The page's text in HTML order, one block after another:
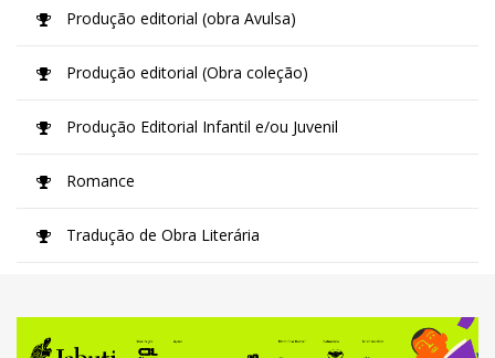
Produção editorial (obra Avulsa)
Produção editorial (Obra coleção)
Produção Editorial Infantil e/ou Juvenil
Romance
Tradução de Obra Literária